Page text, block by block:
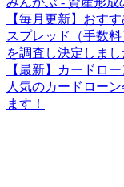
【毎月更新】おす
スプレッド（手数
を調査し決定しまし
【最新】カードロ
人気のカードロー
ます！